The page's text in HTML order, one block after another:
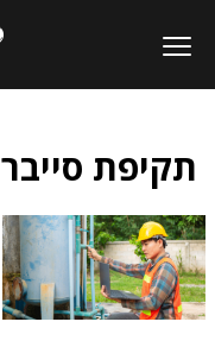
תקיפת סייבר